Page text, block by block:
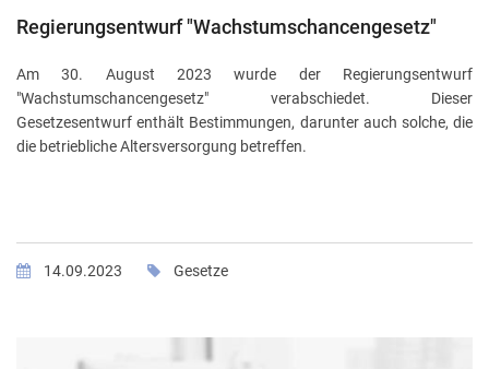
Regierungsentwurf "Wachstumschancengesetz"
Am 30. August 2023 wurde der Regierungsentwurf
"Wachstumschancengesetz" verabschiedet. Dieser
Gesetzesentwurf enthält Bestimmungen, darunter auch solche, die
die betriebliche Altersversorgung betreffen.
14.09.2023 Gesetze